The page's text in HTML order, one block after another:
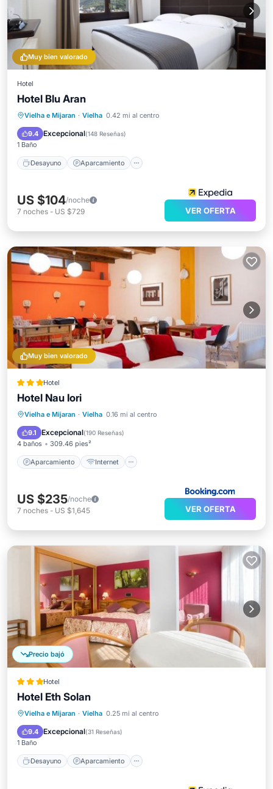
Muy bien valorado
Hotel
Hotel Blu Aran
Vielha e Mijaran · Vielha 0.42 mi al centro
9.4 Excepcional(148 Reseñas)
1 Baño
Desayuno Aparcamiento
Desayuno Aparcamiento
Internet
US $104/noche
7 noches - US $729 VER OFERTA
Muy bien valorado
Hotel
Hotel Nau Iori
Vielha e Mijaran · Vielha 0.16 mi al centro
9.1 Excepcional(190 Reseñas)
4 baños 309.46 pies²
Aparcamiento Internet
Aparcamiento
Internet
Apto para niños
US $235/noche
7 noches - US $1,645 VER OFERTA
Precio bajó
Hotel
Hotel Eth Solan
Vielha e Mijaran · Vielha 0.25 mi al centro
9.4 Excepcional(31 Reseñas)
1 Baño
Desayuno Aparcamiento
Desayuno Aparcamiento
Esquí